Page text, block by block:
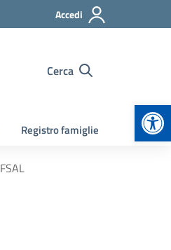
Accedi
Cerca
Registro famiglie